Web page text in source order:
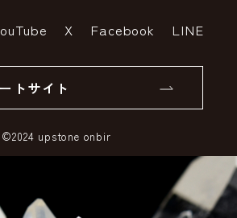
書とは
X Facebook LINE
トサイト
©2024 upstone onbir